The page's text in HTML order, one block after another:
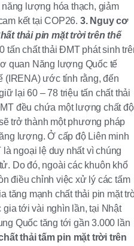
lượng hóa thạch, giảm
kết tại COP26. 3. Nguy cơ
thải pin mặt trời trên thế
tấn chất thải ĐMT phát sinh
quan Năng lượng Quốc tế
(IRENA) ước tính rằng, đến
lại 60 – 78 triệu tấn chất thải
đều chứa một lượng chất
trở thành một phương pháp
lượng. Ở cấp độ Liên minh
ngoại lệ duy nhất vì chúng
Do đó, ngoài các khuôn khổ
điều chỉnh việc xử lý các tấm
tăng mạnh chất thải pin mặt
tới vài nghìn lần, tại Nhật
Quốc tăng tới gần 3.000 lần
thải tấm pin mặt trời trên